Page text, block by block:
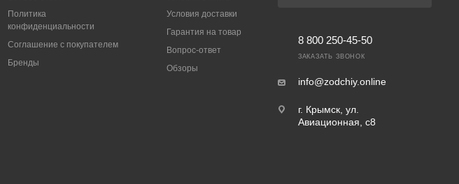
Политика
конфиденциальности
Соглашение с покупателем
Бренды
Условия доставки
Гарантия на товар
Вопрос-ответ
Обзоры
8 800 250-45-50
ЗАКАЗАТЬ ЗВОНОК
info@zodchiy.online
г. Крымск, ул.
Авиационная, с8